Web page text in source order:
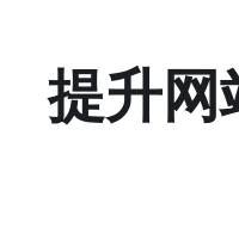
提升网